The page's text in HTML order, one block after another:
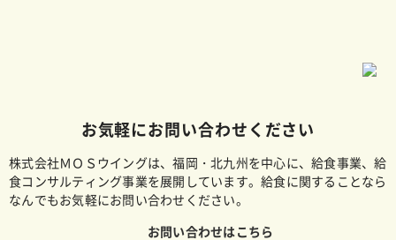
お気軽にお問い合わせください
株式会社ＭＯＳウイングは、福岡・北九州を中心に、給食事業、給
食コンサルティング事業を展開しています。給食に関することなら
なんでもお気軽にお問い合わせください。
お問い合わせはこちら